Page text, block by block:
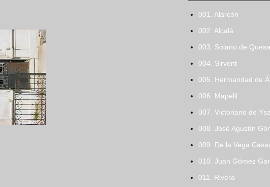
001. Alarcón
002. Alcalá
003. Solano de
004. Sirvent
005. Hermandad de
006. Mapelli
007. Victoriano de
008. José Agustín
009. De la Vega
010. Juan Gómez
011. Rivera